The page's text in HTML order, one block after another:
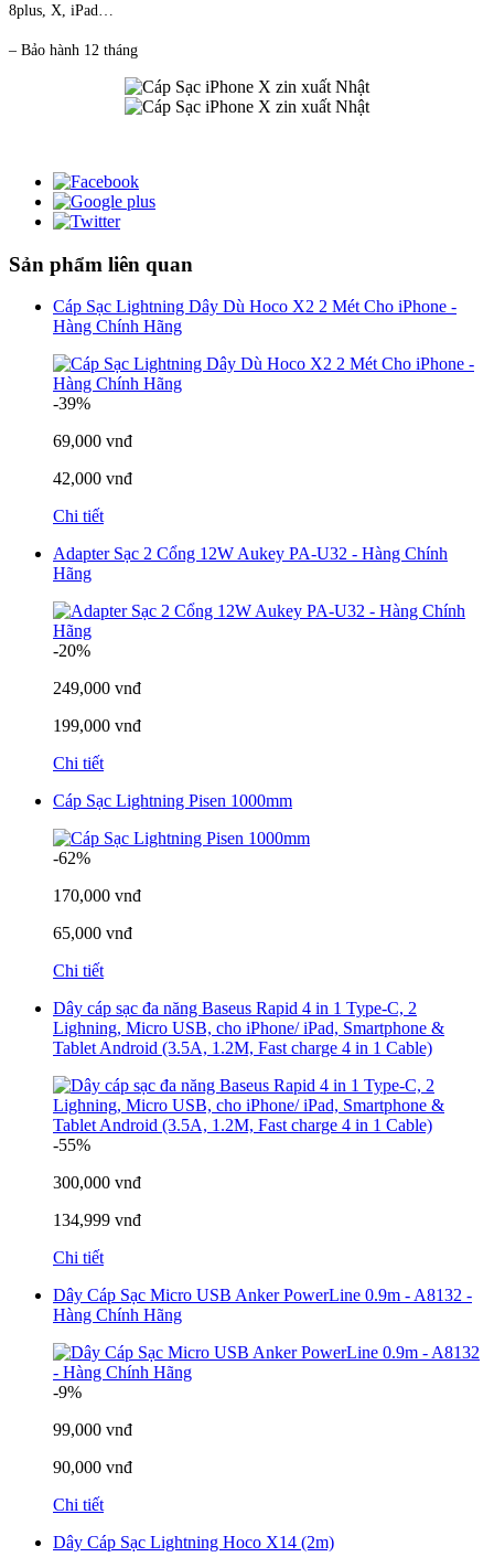
8plus, X, iPad…
– Bảo hành 12 tháng
Sản phẩm liên quan
Cáp Sạc Lightning Dây Dù Hoco X2 2 Mét Cho iPhone -
Hàng Chính Hãng
-39%
69,000 vnđ
42,000 vnđ
Chi tiết
Adapter Sạc 2 Cổng 12W Aukey PA-U32 - Hàng Chính
Hãng
-20%
249,000 vnđ
199,000 vnđ
Chi tiết
Cáp Sạc Lightning Pisen 1000mm
-62%
170,000 vnđ
65,000 vnđ
Chi tiết
Dây cáp sạc đa năng Baseus Rapid 4 in 1 Type-C, 2
Lighning, Micro USB, cho iPhone/ iPad, Smartphone &
Tablet Android (3.5A, 1.2M, Fast charge 4 in 1 Cable)
-55%
300,000 vnđ
134,999 vnđ
Chi tiết
Dây Cáp Sạc Micro USB Anker PowerLine 0.9m - A8132 -
Hàng Chính Hãng
-9%
99,000 vnđ
90,000 vnđ
Chi tiết
Dây Cáp Sạc Lightning Hoco X14 (2m)